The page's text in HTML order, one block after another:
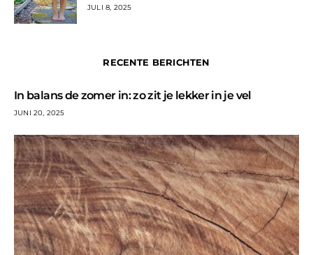
JULI 8, 2025
RECENTE BERICHTEN
In balans de zomer in: zo zit je lekker in je vel
JUNI 20, 2025